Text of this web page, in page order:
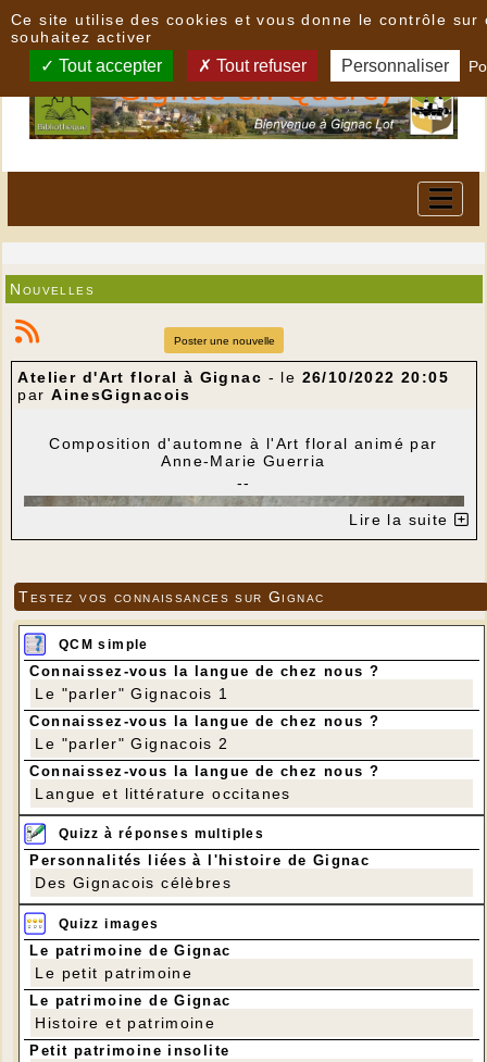
Nouvelles
Poster une nouvelle
Atelier d'Art floral à Gignac - le 26/10/2022 20:05
parAinesGignacois
Composition d'automne à l'Art floral animé par
Anne-Marie Guerria
--
Lire la suite
Testez vos connaissances sur Gignac
QCM simple
Connaissez-vous la langue de chez nous ?
Le "parler" Gignacois 1
Connaissez-vous la langue de chez nous ?
Le "parler" Gignacois 2
Connaissez-vous la langue de chez nous ?
Langue et littérature occitanes
Quizz à réponses multiples
Personnalités liées à l'histoire de Gignac
Des Gignacois célèbres
Quizz images
Le patrimoine de Gignac
Le petit patrimoine
Le patrimoine de Gignac
Histoire et patrimoine
Petit patrimoine insolite
Ce site utilise des cookies et vous donne le contrôle sur
souhaitez activer
Tout accepter Tout refuser Personnaliser